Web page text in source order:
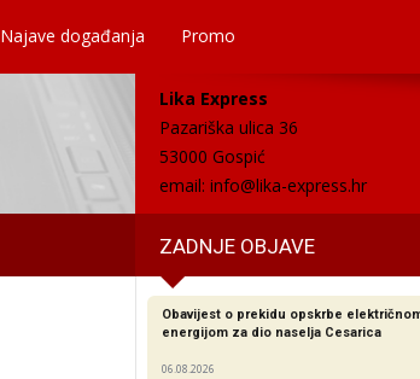
Najave događanja Promo
Lika Express
Pazariška ulica 36
53000 Gospić
email: info@lika-express.hr
ZADNJE OBJAVE
Obavijest o prekidu opskrbe
energijom za dio naselja Cesarica
06.08.2026